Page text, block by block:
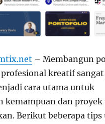
– Membangun
kreatif
cara utama untuk
kemampuan dan proyek
Berikut beberapa